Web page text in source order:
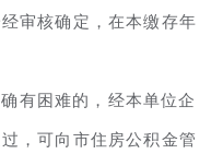
审核确定，在本缴存年
有困难的，经本单位企
，可向市住房公积金管